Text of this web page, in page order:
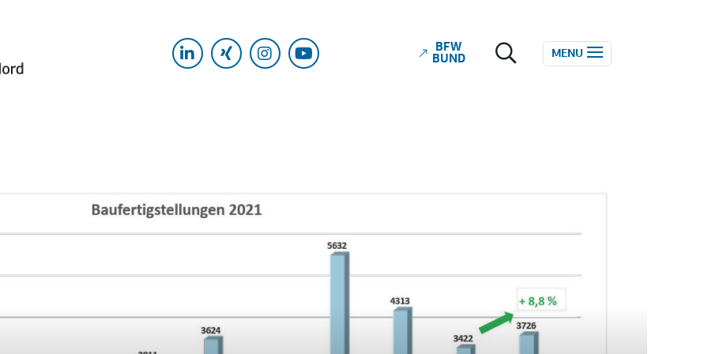
LinkedIn
Xing InstagramYoutube
BFW
BUND
MENU